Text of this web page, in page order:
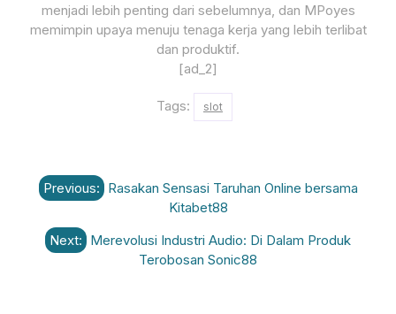
menjadi lebih penting dari sebelumnya, dan MPoyes
memimpin upaya menuju tenaga kerja yang lebih terlibat
dan produktif.
[ad_2]
Tags: slot
Post
navigation
Previous: Rasakan Sensasi Taruhan Online bersama
Kitabet88
Next: Merevolusi Industri Audio: Di Dalam Produk
Terobosan Sonic88